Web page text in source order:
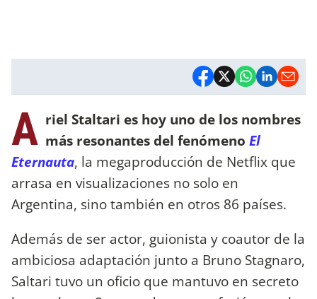
A riel Staltari es hoy uno de los nombres
más resonantes del fenómeno El
Eternauta, la megaproducción de Netflix que
arrasa en visualizaciones no solo en
Argentina, sino también en otros 86 países.
Además de ser actor, guionista y coautor de la
ambiciosa adaptación junto a Bruno Stagnaro,
Saltari tuvo un oficio que mantuvo en secreto